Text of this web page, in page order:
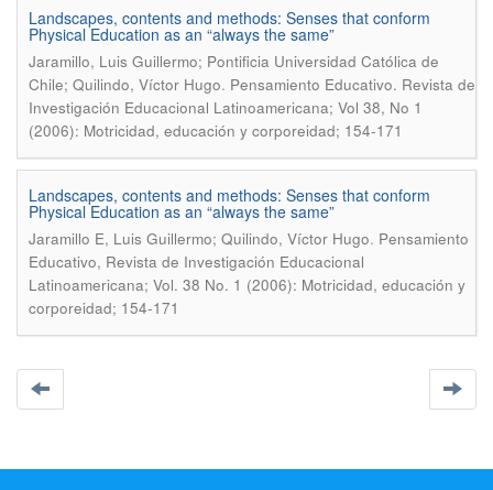
Landscapes, contents and methods: Senses that conform
Physical Education as an “always the same”
Jaramillo, Luis Guillermo; Pontificia Universidad Católica de
Chile; Quilindo, Víctor Hugo. Pensamiento Educativo. Revista de
Investigación Educacional Latinoamericana; Vol 38, No 1
(2006): Motricidad, educación y corporeidad; 154-171
Landscapes, contents and methods: Senses that conform
Physical Education as an “always the same”
Jaramillo E, Luis Guillermo; Quilindo, Víctor Hugo. Pensamiento
Educativo, Revista de Investigación Educacional
Latinoamericana; Vol. 38 No. 1 (2006): Motricidad, educación y
corporeidad; 154-171